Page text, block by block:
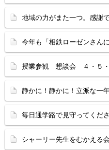
地域の力がまた一つ。感謝で
今年も「相鉄ローゼンさん
授業参観 懇談会 ４・５
静かに！静かに！立派な一年
毎日通学路で見守ってくだ
シャーリー先生をむかえる